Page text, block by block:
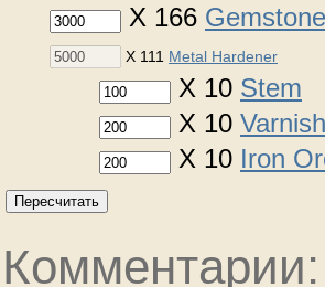
X 166
X 111 Metal Hardener
X 10 Stem
X 10 Varnish
X 10 Iron
Пересчитать
Комментарии: